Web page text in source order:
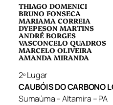
THIAGO DOMENICI
BRUNO FONSECA
MARIAMA CORREIA
DYEPESON MARTINS
ANDRÉ BORGES
VASCONCELO QUADROS
MARCELO OLIVEIRA
AMANDA MIRANDA
2º Lugar
CAUBÓIS DO CARBONO
Sumaúma – Altamira – PA